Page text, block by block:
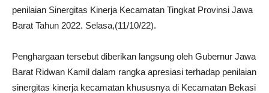
penilaian Sinergitas Kinerja Kecamatan Tingkat Provinsi Jawa
Barat Tahun 2022. Selasa,(11/10/22).
Penghargaan tersebut diberikan langsung oleh Gubernur Jawa
Barat Ridwan Kamil dalam rangka apresiasi terhadap penilaian
sinergitas kinerja kecamatan khususnya di Kecamatan Bekasi